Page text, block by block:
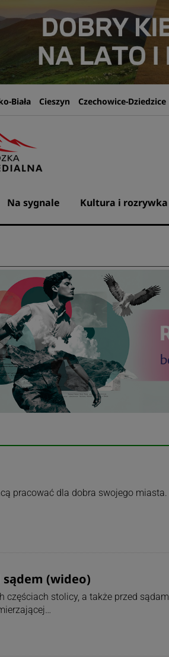
Biała Cieszyn Czechowice-Dziedzice
Na sygnale Kultura i rozrywka
pracować dla dobra swojego
sądem (wideo)
stolicy, a także przed